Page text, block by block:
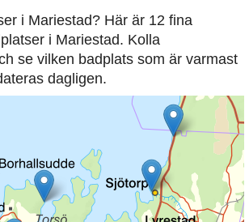
i Mariestad? Här är 12 fina
i Mariestad. Kolla
se vilken badplats som är varmast
dagligen.